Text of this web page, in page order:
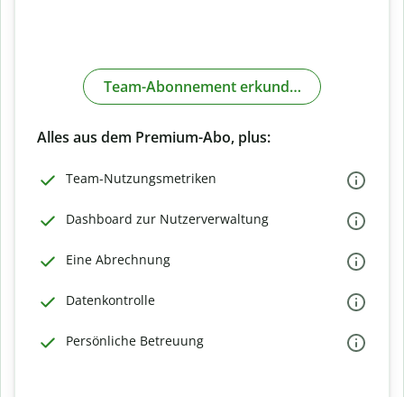
Team-Abonnement erkunden
Alles aus dem Premium-Abo, plus:
Team-Nutzungsmetriken
Dashboard zur Nutzerverwaltung
Eine Abrechnung
Datenkontrolle
Persönliche Betreuung